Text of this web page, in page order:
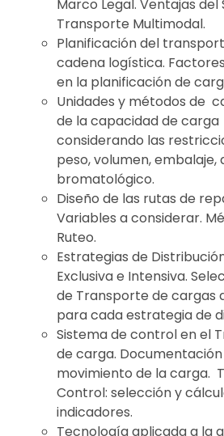
Marco Legal. Ventajas del
Transporte Multimodal.
Planificación del
cadena logística.
en la planificación de
Unidades y métodos de
de la capacidad de carga
considerando las
peso, volumen, embalaje,
bromatológico.
Diseño de las rutas de
Variables a considerar.
Ruteo.
Estrategias de
Exclusiva e Intensiva.
de Transporte de cargas
para cada estrategia de
Sistema de control en el
de carga.
movimiento de la carga.
Control: selección y
indicadores.
Tecnología aplicada a la